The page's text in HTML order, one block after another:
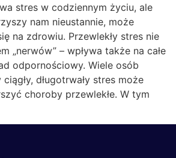
stres w codziennym życiu, ale
nam nieustannie, może
na zdrowiu. Przewlekły stres nie
„nerwów” – wpływa także na całe
odpornościowy. Wiele osób
długotrwały stres może
choroby przewlekłe. W tym